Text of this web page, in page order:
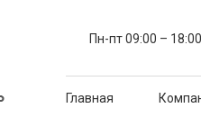
Пн-пт 09:00 – 18:00
Главная